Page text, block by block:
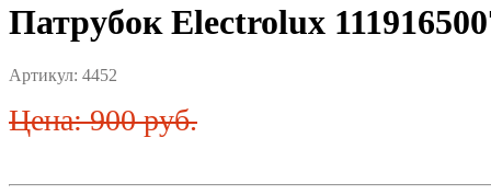
Патрубок Electrolux
Артикул: 4452
Цена: 900 руб.